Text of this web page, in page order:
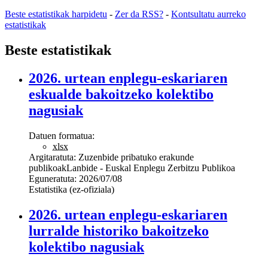
Beste estatistikak harpidetu - Zer da RSS? - Kontsultatu aurreko
estatistikak
Beste estatistikak
2026. urtean enplegu-eskariaren
eskualde bakoitzeko kolektibo
nagusiak
Datuen formatua:
xlsx
Argitaratuta: Zuzenbide pribatuko erakunde
publikoakLanbide - Euskal Enplegu Zerbitzu Publikoa
Eguneratuta: 2026/07/08
Estatistika (ez-ofiziala)
2026. urtean enplegu-eskariaren
lurralde historiko bakoitzeko
kolektibo nagusiak